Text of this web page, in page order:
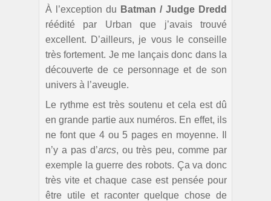
À l’exception du Batman / Judge Dredd
réédité par Urban que j’avais trouvé
excellent. D’ailleurs, je vous le conseille
très fortement. Je me lançais donc dans la
découverte de ce personnage et de son
univers à l’aveugle.
Le rythme est très soutenu et cela est dû
en grande partie aux numéros. En effet, ils
ne font que 4 ou 5 pages en moyenne. Il
n’y a pas d’arcs, ou très peu, comme par
exemple la guerre des robots. Ça va donc
très vite et chaque case est pensée pour
être utile et raconter quelque chose de